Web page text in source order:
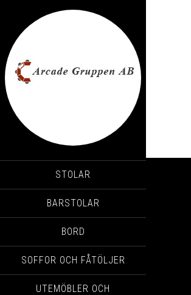
STOLAR
BARSTOLAR
BORD
SOFFOR OCH FÅTÖLJER
UTEMÖBLER OCH